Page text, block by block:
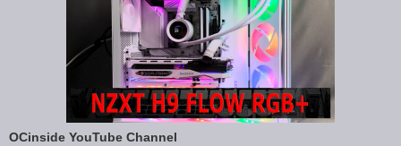
OCinside YouTube Channel